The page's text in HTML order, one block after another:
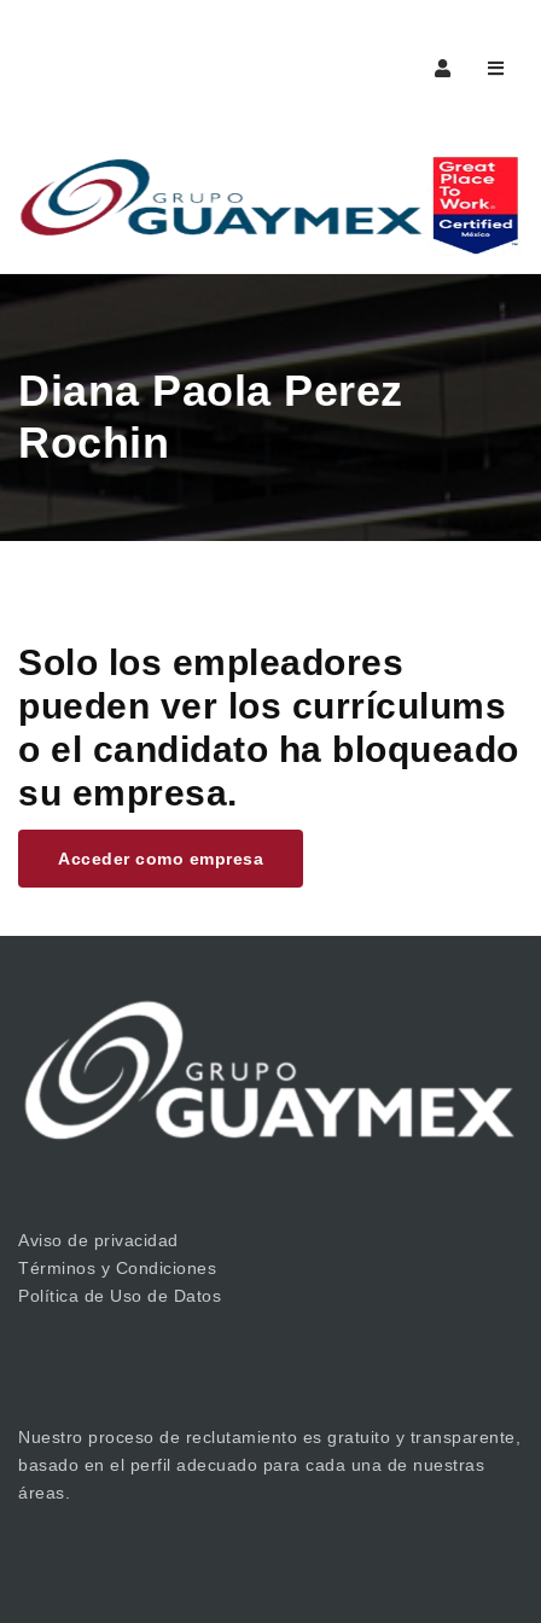
Diana Paola Perez
Rochin
Solo los empleadores
pueden ver los currículums
o el candidato ha bloqueado
su empresa.
Acceder como empresa
Aviso de privacidad
Términos y Condiciones
Política de Uso de Datos
Nuestro proceso de reclutamiento es gratuito y transparente,
basado en el perfil adecuado para cada una de nuestras
áreas.